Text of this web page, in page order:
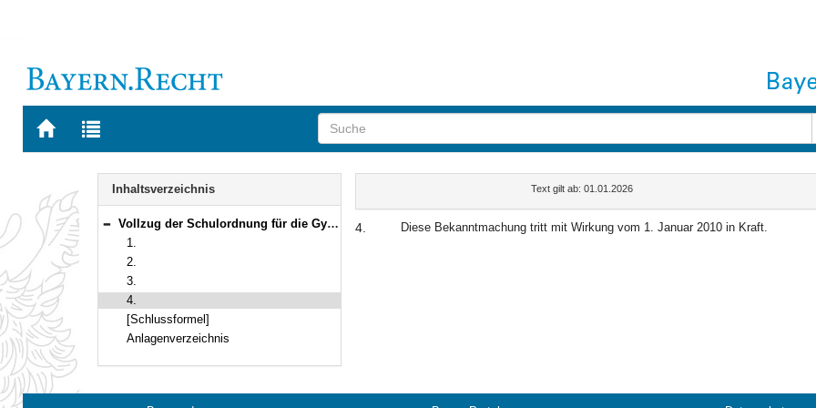
Zur
BAYERN.RECHT
Zur
letzten
Navigation
Inhaltsverzeichnis
Bereich reduzieren
Vollzug der Schulordnung für die Gymnasien in Bayern; hier: Zeugnismuster für die Abendgymnasien
1.
2.
3.
4.
[Schlussformel]
Anlagenverzeichnis
Text gilt ab: 01.01.2026
4. Diese Bekanntmachung tritt mit Wirkung vom 1. Januar 2010 in Kraft.